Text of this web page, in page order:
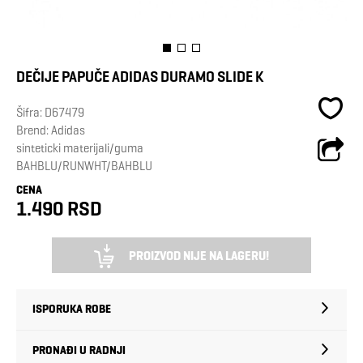
DEČIJE PAPUČE ADIDAS DURAMO SLIDE K
Šifra: D67479
Brend:Adidas
sinteticki materijali/guma
BAHBLU/RUNWHT/BAHBLU
CENA
1.490 RSD
PROIZVOD NIJE NA LAGERU!
ISPORUKA ROBE
PRONAĐI U RADNJI